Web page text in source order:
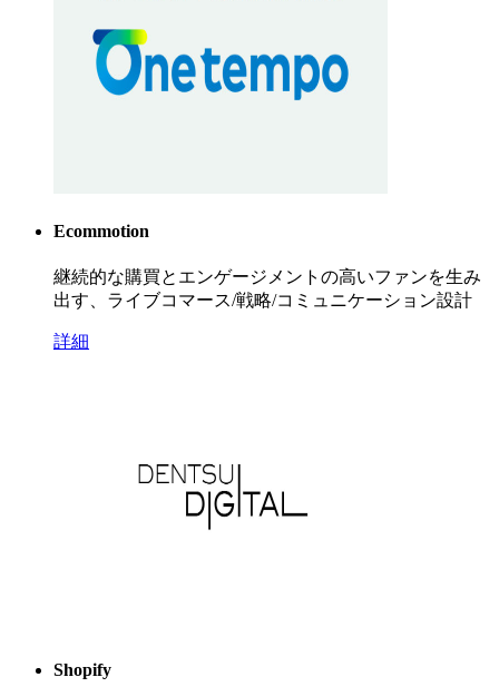
Ecommotion
継続的な購買とエンゲージメントの高いファンを生み
出す、ライブコマース/戦略/コミュニケーション設計
詳細
Shopify